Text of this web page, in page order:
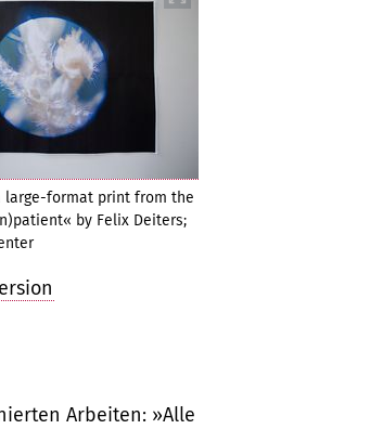
large-format print from the
by Felix Deiters;
Arbeiten: »Alle